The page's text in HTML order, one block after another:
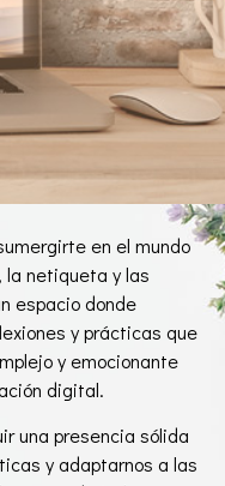
en el mundo
la netiqueta y las
espacio donde
y prácticas que
y emocionante
digital.
una presencia sólida
y adaptarnos a las